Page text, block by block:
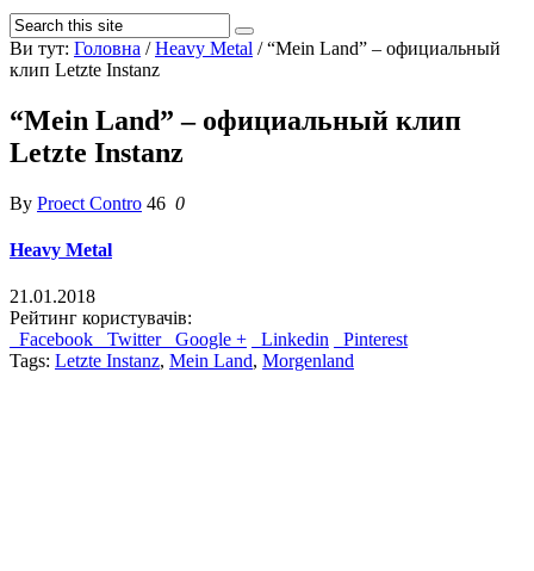
Ви тут: Головна /Heavy Metal /“Mein Land” – официальный
клип Letzte Instanz
“Mein Land” – официальный клип
Letzte Instanz
By Proect Contro 46 0
Heavy Metal
21.01.2018
Рейтинг користувачів:
Facebook
Twitter Google + Linkedin
Pinterest
Tags: Letzte Instanz, Mein Land, Morgenland